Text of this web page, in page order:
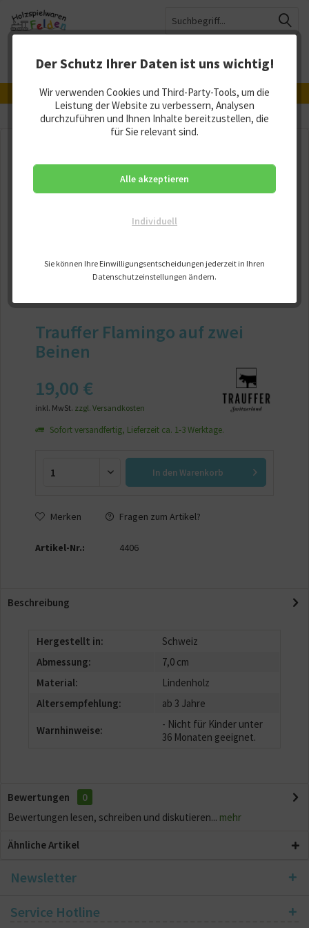
Hergestellt in Deutschland, Österreich und der Schweiz
Warenkorb
Merkzettel Mein Konto
MenüDer Schutz Ihrer Daten ist uns wichtig!
Wir verwenden Cookies und Third-Party-Tools, um die
Leistung der Website zu verbessern, Analysen
durchzuführen und Ihnen Inhalte bereitzustellen, die
für Sie relevant sind.
Individuell
Alle akzeptieren
Sie können Ihre Einwilligungsentscheidungen jederzeit in Ihren
Datenschutzeinstellungen ändern.
Übersicht Exotische Tiere
Trauffer Flamingo auf zwei
Beinen
19,00 €
inkl. MwSt. zzgl. Versandkosten
Sofort versandfertig, Lieferzeit ca. 1-3 Werktage.
In den Warenkorb
Merken Fragen zum Artikel?
Artikel-Nr.: 4406
Beschreibung
Hergestellt in:
Schweiz
Abmessung:
7,0 cm
Material:
Lindenholz
Altersempfehlung:
ab 3 Jahre
Warnhinweise:
- Nicht für Kinder unter
36 Monaten geeignet.
Bewertungen
0
Bewertungen lesen, schreiben und diskutieren... mehr
Ähnliche Artikel
Newsletter
Service Hotline